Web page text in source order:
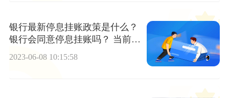
银行最新停息挂账政策是什么？
银行会同意停息挂账吗？ 当前头
2023-06-08 10:15:58